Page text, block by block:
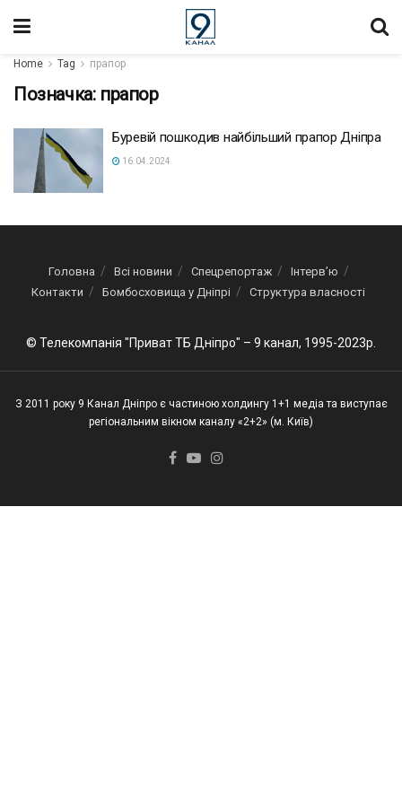
Home Tag прапор
Позначка: прапор
Буревій пошкодив найбільший прапор Дніпра
16.04.2024
Головна Всі новини Спецрепортаж
Інтерв’ю
Контакти
Бомбосховища у Дніпрі Структура власності
© Телекомпанія "Приват ТБ Дніпро" – 9 канал, 1995-2023р.
З 2011 року 9 Канал Дніпро є частиною холдингу 1+1 медіа та виступає
регіональним вікном каналу «2+2» (м. Київ)